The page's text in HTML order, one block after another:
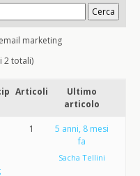
marketing
2 totali)
Articoli
Ultimo
articolo
1
5 anni, 8 mesi
fa
Sacha Tellini